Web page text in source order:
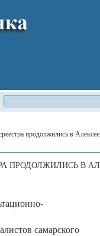
продолжились в
ПРОДОЛЖИЛИСЬ В
самарского